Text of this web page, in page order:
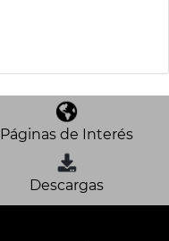
Páginas de Interés
Descargas